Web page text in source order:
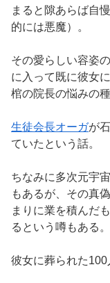
まると隙あらば自
的には悪魔）。
その愛らしい容姿
に入って既に彼女
棺の院長の悩みの種
生徒会長オーガが
ていたという話。
ちなみに多次元宇
もあるが、その真
まりに業を積んだ
るという噂もある。
彼女に葬られた